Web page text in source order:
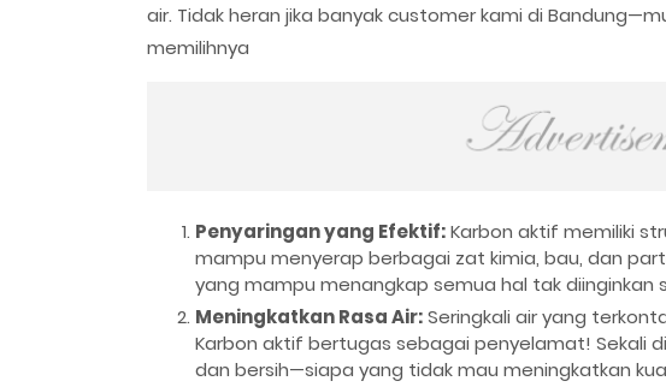
air. Tidak heran jika banyak customer kami di
memilihnya
Penyaringan yang Efektif:Karbon aktif memiliki
mampu menyerap berbagai zat kimia, bau, dan
yang mampu menangkap semua hal tak diinginkan
Meningkatkan Rasa Air:Seringkali air yang
Karbon aktif bertugas sebagai penyelamat! Sekali
dan bersih—siapa yang tidak mau meningkatkan